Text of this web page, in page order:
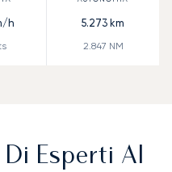
h 5.273 km
2.847 NM
Di Esperti Al